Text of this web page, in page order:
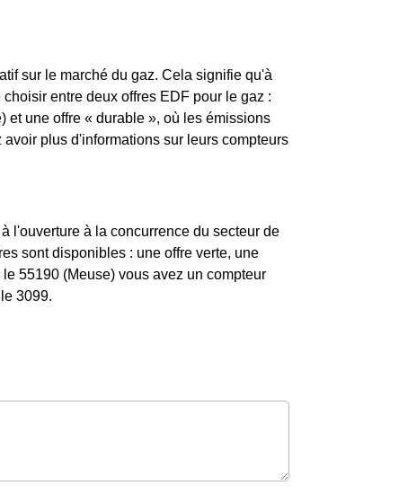
sur le marché du gaz. Cela signifie qu'à
entre deux offres EDF pour le gaz :
et une offre « durable », où les émissions
plus d'informations sur leurs compteurs
l'ouverture à la concurrence du secteur de
sont disponibles : une offre verte, une
55190 (Meuse) vous avez un compteur
3099.